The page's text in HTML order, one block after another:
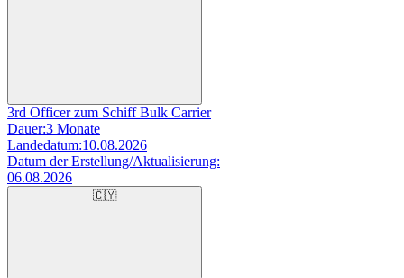
3rd Officer zum Schiff Bulk Carrier
Dauer:3 Monate
Landedatum:10.08.2026
Datum der Erstellung/Aktualisierung:
06.08.2026
🇨🇾